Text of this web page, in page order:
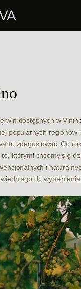
win dostępnych w
popularnych regionów
zdegustować. Co
którymi chcemy się
i
do